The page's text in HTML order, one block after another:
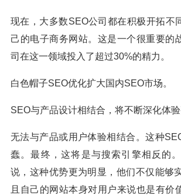
现在，大多数SEO公司都在积极开拓不
己的电子商务网站。这是一个很重要的
司在这一领域投入了超过30%的精力。
白色帽子SEO优化扩大国内SEO市场。
SEO与产品设计相结合，将不断深化体验
无法与产品或用户体验相结合。这种
蠢。最终，这将是与搜索引擎相反的
说，这种优势更为明显，他们不仅能够
且自己的网站本身对用户来说也是有价